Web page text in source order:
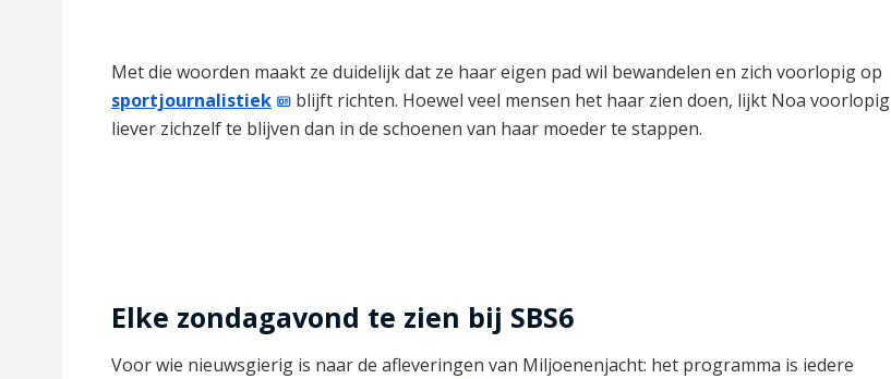
Met die woorden maakt ze duidelijk dat ze haar eigen pad wil bewandelen en zich voorlopig op
sportjournalistiek
blijft richten. Hoewel veel mensen het haar zien doen, lijkt Noa voorlopig
liever zichzelf te blijven dan in de schoenen van haar moeder te stappen.
Elke zondagavond te zien bij SBS6
Voor wie nieuwsgierig is naar de afleveringen van Miljoenenjacht: het programma is iedere